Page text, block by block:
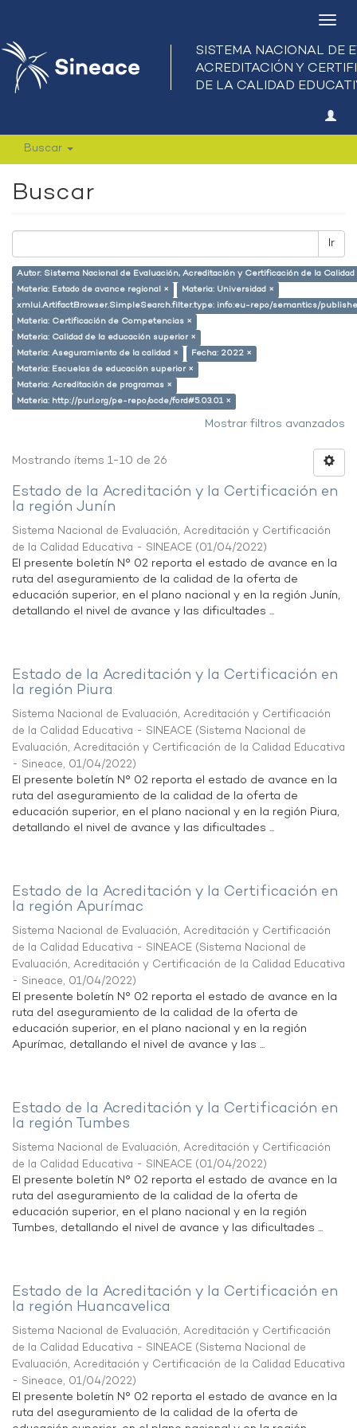
Buscar
Buscar
Ir
Autor: Sistema Nacional de Evaluación, Acreditación y Certificación de la
Materia: Estado de avance regional ×
Materia: Universidad ×
xmlui.ArtifactBrowser.SimpleSearch.filter.type: info:eu-repo/semantics/
Materia: Certificación de Competencias ×
Materia: Calidad de la educación superior ×
Materia: Aseguramiento de la calidad ×
Fecha: 2022 ×
Materia: Escuelas de educación superior ×
Materia: Acreditación de programas ×
Materia: http://purl.org/pe-repo/ocde/ford#5.03.01 ×
Mostrar filtros avanzados
Mostrando ítems 1-10 de 26
Estado de la Acreditación y la Certificación en
la región Junín
Sistema Nacional de Evaluación, Acreditación y Certificación
de la Calidad Educativa - SINEACE (01/04/2022)
El presente boletín N° 02 reporta el estado de avance en la
ruta del aseguramiento de la calidad de la oferta de
educación superior, en el plano nacional y en la región Junín,
detallando el nivel de avance y las dificultades ...
Estado de la Acreditación y la Certificación en
la región Piura
Sistema Nacional de Evaluación, Acreditación y Certificación
de la Calidad Educativa - SINEACE (Sistema Nacional de
Evaluación, Acreditación y Certificación de la Calidad Educativa
- Sineace, 01/04/2022)
El presente boletín N° 02 reporta el estado de avance en la
ruta del aseguramiento de la calidad de la oferta de
educación superior, en el plano nacional y en la región Piura,
detallando el nivel de avance y las dificultades ...
Estado de la Acreditación y la Certificación en
la región Apurímac
Sistema Nacional de Evaluación, Acreditación y Certificación
de la Calidad Educativa - SINEACE (Sistema Nacional de
Evaluación, Acreditación y Certificación de la Calidad Educativa
- Sineace, 01/04/2022)
El presente boletín N° 02 reporta el estado de avance en la
ruta del aseguramiento de la calidad de la oferta de
educación superior, en el plano nacional y en la región
Apurímac, detallando el nivel de avance y las ...
Estado de la Acreditación y la Certificación en
la región Tumbes
Sistema Nacional de Evaluación, Acreditación y Certificación
de la Calidad Educativa - SINEACE (01/04/2022)
El presente boletín N° 02 reporta el estado de avance en la
ruta del aseguramiento de la calidad de la oferta de
educación superior, en el plano nacional y en la región
Tumbes, detallando el nivel de avance y las dificultades ...
Estado de la Acreditación y la Certificación en
la región Huancavelica
Sistema Nacional de Evaluación, Acreditación y Certificación
de la Calidad Educativa - SINEACE (Sistema Nacional de
Evaluación, Acreditación y Certificación de la Calidad Educativa
- Sineace, 01/04/2022)
El presente boletín N° 02 reporta el estado de avance en la
ruta del aseguramiento de la calidad de la oferta de